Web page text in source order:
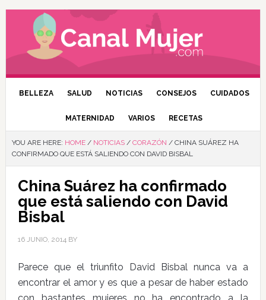
BELLEZA SALUD NOTICIAS CONSEJOS CUIDADOS
MATERNIDAD VARIOS RECETAS
YOU ARE HERE: HOME / NOTICIAS / CORAZÓN /CHINA SUÁREZ HA
CONFIRMADO QUE ESTÁ SALIENDO CON DAVID BISBAL
China Suárez ha confirmado
que está saliendo con David
Bisbal
16 JUNIO, 2014BY
Parece que el triunfito David Bisbal nunca va a
encontrar el amor y es que a pesar de haber estado